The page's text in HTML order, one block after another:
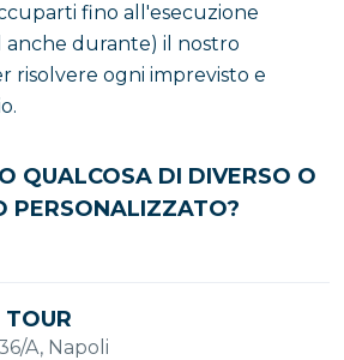
fino all'esecuzione
anche durante) il nostro
risolvere ogni imprevisto e
QUALCOSA DI DIVERSO O
PERSONALIZZATO?
A, Napoli